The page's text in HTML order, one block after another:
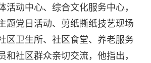
活动中心、综合文化服务中心，
题党日活动、剪纸撕纸技艺现场
区卫生所、社区食堂、养老服务
和社区群众亲切交流，他指出，